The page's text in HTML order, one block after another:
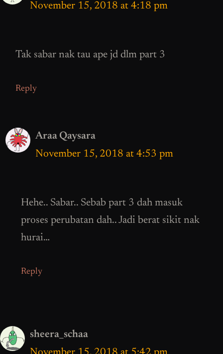
November 15, 2018 at 4:18 pm
Tak sabar nak tau ape jd dlm part 3
Reply
Araa Qaysara
November 15, 2018 at 4:53 pm
Hehe.. Sabar.. Sebab part 3 dah masuk
proses perubatan dah.. Jadi berat sikit nak
hurai…
Reply
sheera_schaa